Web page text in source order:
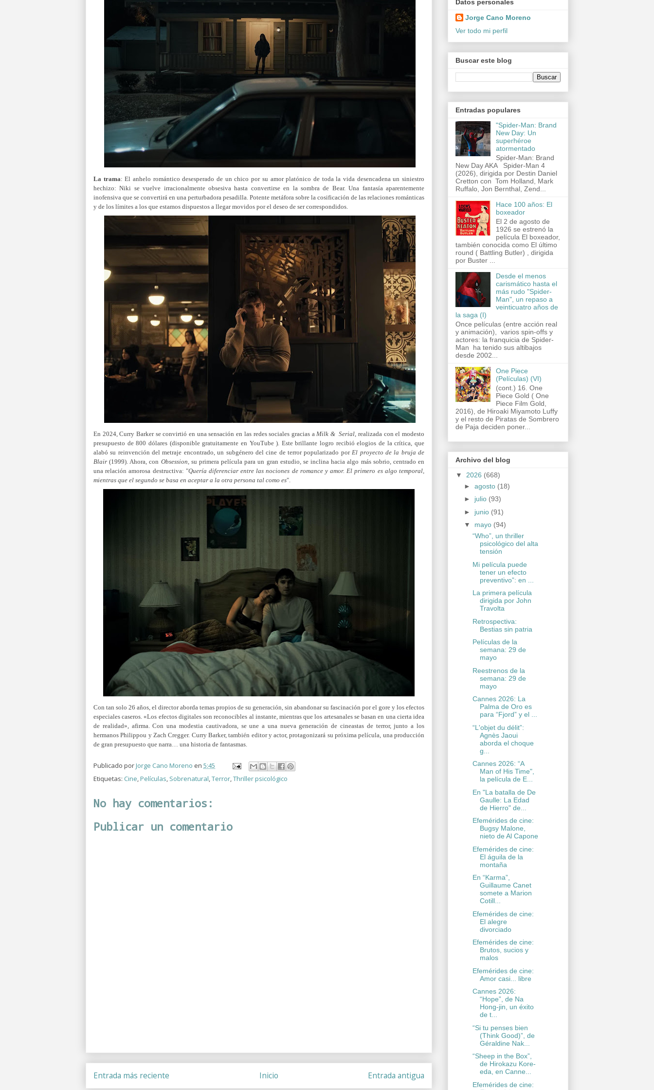
La trama:El anhelo romántico desesperado de un chico por su amor platónico de toda la vida desencadena un siniestro
hechizo: Niki se vuelve irracionalmente obsesiva hasta convertirse en la sombra de Bear. Una fantasía aparentemente
inofensiva que se convertirá en una perturbadora pesadilla. Potente metáfora sobre la cosificación de las relaciones románticas
y de los límites a los que estamos dispuestos a llegar movidos por el deseo de ser correspondidos.
En 2024, Curry Barker se convirtió en una sensación en las redes sociales gracias a Milk & Serial , realizada con el modesto
presupuesto de 800 dólares (disponible gratuitamente en YouTube ). Este brillante logro recibió elogios de la crítica, que
alabó su reinvención del metraje encontrado, un subgénero del cine de terror popularizado por El proyecto de la bruja de
Blair(1999). Ahora, con Obsession , su primera película para un gran estudio, se inclina hacia algo más sobrio, centrado en
una relación amorosa destructiva: "Quería diferenciar entre las nociones de romance y amor. El primero es algo temporal,
mientras que el segundo se basa en aceptar a la otra persona tal como es".
Con tan solo 26 años, el director aborda temas propios de su generación, sin abandonar su fascinación por el gore y los efectos
especiales caseros. «Los efectos digitales son reconocibles al instante, mientras que los artesanales se basan en una cierta idea
de realidad», afirma. Con una modestia cautivadora, se une a una nueva generación de cineastas de terror, junto a los
hermanos Philippou y Zach Cregger. Curry Barker, también editor y actor, protagonizará su próxima película, una producción
de gran presupuesto que narra… una historia de fantasmas.
Publicado porJorge Cano Moreno en 5:45
Etiquetas: Cine,Películas, Sobrenatural,Terror,Thriller psicológico
No hay comentarios:
Publicar un comentario
Entrada más reciente Entrada antigua
Inicio
Datos personales
Jorge Cano Moreno
Ver todo mi perfil
Buscar este blog
Entradas populares
"Spider-Man: Brand
New Day: Un
superhéroe
atormentado
Spider-Man: Brand
New Day AKA Spider-Man 4
(2026), dirigida por Destin Daniel
Cretton con Tom Holland, Mark
Ruffalo, Jon Bernthal, Zend...
Hace 100 años: El
boxeador
El 2 de agosto de
1926 se estrenó la
película El boxeador,
también conocida como El último
round ( Battling Butler) , dirigida
por Buster ...
Desde el menos
carismático hasta el
más rudo "Spider-
Man", un repaso a
veinticuatro años de
la saga (I)
Once películas (entre acción real
y animación), varios spin-offs y
actores: la franquicia de Spider-
Man ha tenido sus altibajos
desde 2002...
One Piece
(Películas) (VI)
(cont.) 16. One
Piece Gold ( One
Piece Film Gold,
2016), de Hiroaki Miyamoto Luffy
y el resto de Piratas de Sombrero
de Paja deciden poner...
Archivo del blog
▼ 2026 (668)
► agosto (18)
► julio (93)
► junio (91)
▼ mayo (94)
“Who”, un thriller
psicológico del alta
tensión
Mi película puede
tener un efecto
preventivo”: en ...
La primera película
dirigida por John
Travolta
Retrospectiva:
Bestias sin patria
Películas de la
semana: 29 de
mayo
Reestrenos de la
semana: 29 de
mayo
Cannes 2026: La
Palma de Oro es
para “Fjord” y el ...
“L'objet du délit”:
Agnès Jaoui
aborda el choque
g...
Cannes 2026: “A
Man of His Time",
la película de E...
En "La batalla de De
Gaulle: La Edad
de Hierro" de...
Efemérides de cine:
Bugsy Malone,
nieto de Al Capone
Efemérides de cine:
El águila de la
montaña
En “Karma”,
Guillaume Canet
somete a Marion
Cotill...
Efemérides de cine:
El alegre
divorciado
Efemérides de cine:
Brutos, sucios y
malos
Efemérides de cine:
Amor casi... libre
Cannes 2026:
“Hope”, de Na
Hong-jin, un éxito
de t...
“Si tu penses bien
(Think Good)”, de
Géraldine Nak...
“Sheep in the Box”,
de Hirokazu Kore-
eda, en Canne...
Efemérides de cine: